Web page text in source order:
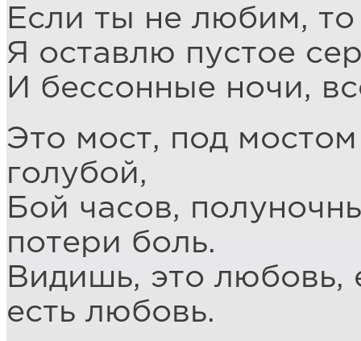
Если ты не любим,
Я оставлю пустое
И бессонные ночи,
Это мост, под
голубой,
Бой часов,
потери боль.
Видишь, это любовь,
есть любовь.